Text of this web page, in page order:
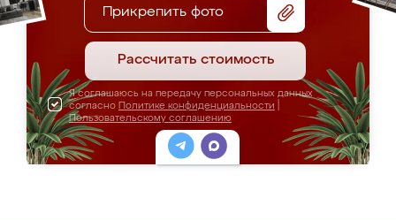
Прикрепить фото
Рассчитать стоимость
Я соглашаюсь на передачу персональных данных
согласно Политике конфиденциальности
Пользовательскому соглашению